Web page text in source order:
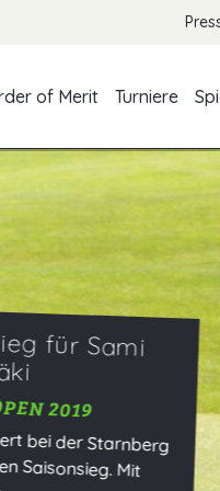
of Merit Turniere
fast